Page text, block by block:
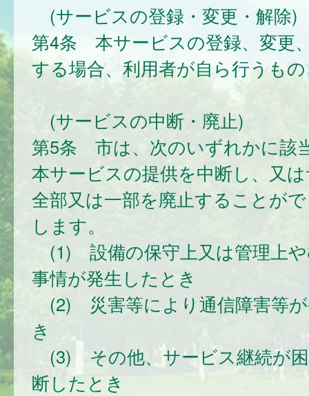
(サービスの登録・変更・解除)
第4条 本サービスの登録、変更
する場合、利用者が自ら行うも
(サービスの中断・廃止)
第5条 市は、次のいずれかに該
本サービスの提供を中断し、又
全部又は一部を廃止することが
します。
(1) 設備の保守上又は管理上
事情が発生したとき
(2) 災害等により通信障害等
き
(3) その他、サービス継続が
断したとき